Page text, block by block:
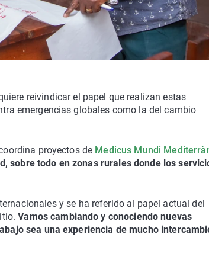
reivindicar el papel que realizan estas
emergencias globales como la del cambio
proyectos de Medicus Mundi
sobre todo en zonas rurales donde los
y se ha referido al papel actual del
Vamos cambiando y conociendo nuevas
sea una experiencia de mucho